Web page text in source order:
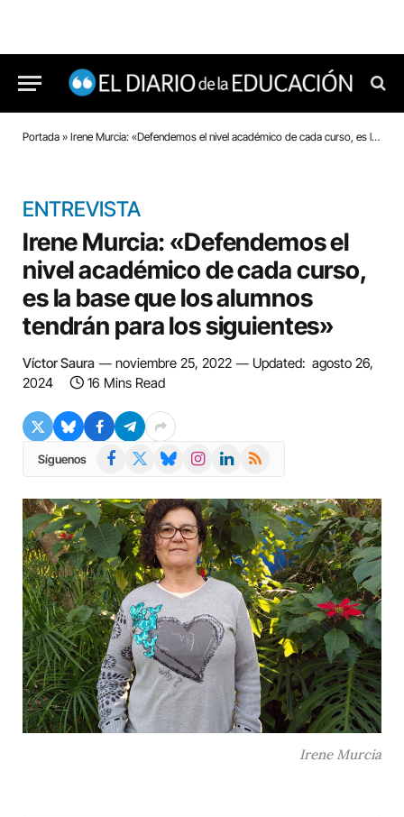
Portada » Irene Murcia: «Defendemos el nivel académico de cada curso, es la base que los alumnos tendrán para los siguientes»
ENTREVISTA
Irene Murcia: «Defendemos el
nivel académico de cada curso,
es la base que los alumnos
tendrán para los siguientes»
Víctor Saura noviembre 25, 2022 Updated: agosto 26,
2024
16 Mins Read
Síguenos Facebook BlueskyInstagramLinkedIn
RSS
Irene Murcia